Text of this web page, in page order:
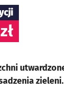
zieleni.